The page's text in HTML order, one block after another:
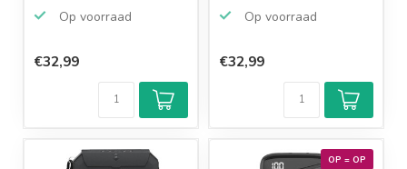
Op voorraad
€32,99
Op voorraad
€32,99
OP = OP